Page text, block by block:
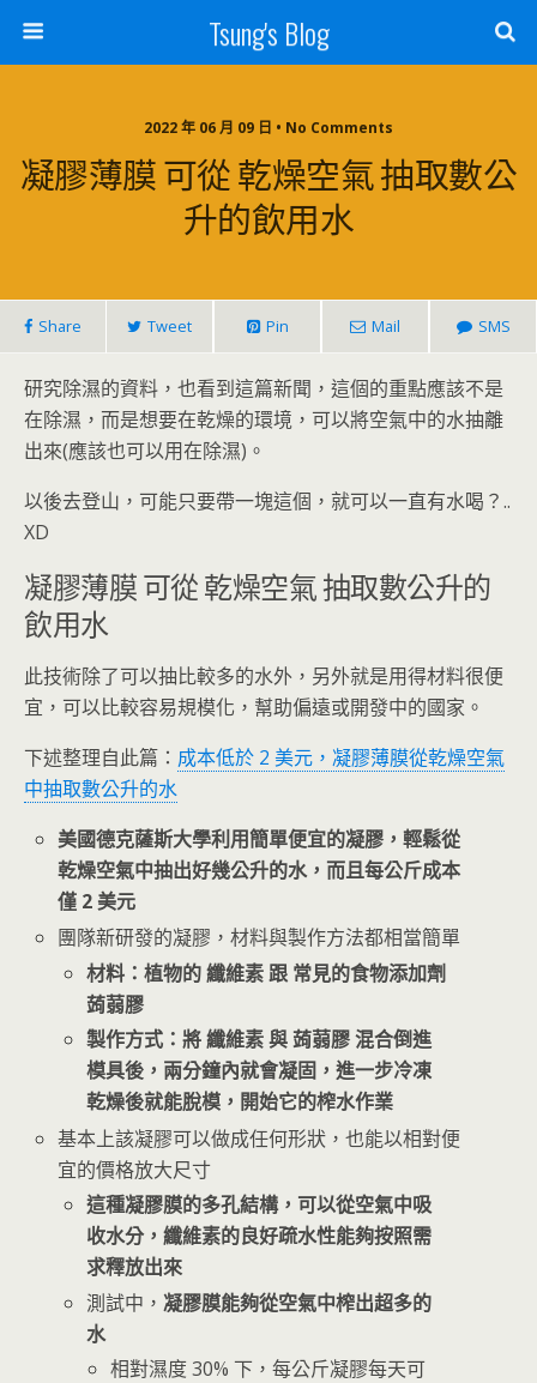
Tsung's Blog
2022 年 06 月 09 日 • No Comments
凝膠薄膜 可從 乾燥空氣 抽取數公
升的飲用水
Share Tweet Pin Mail SMS
研究除濕的資料，也看到這篇新聞，這個的重點應該不是
在除濕，而是想要在乾燥的環境，可以將空氣中的水抽離
出來(應該也可以用在除濕)。
以後去登山，可能只要帶一塊這個，就可以一直有水喝？..
XD
凝膠薄膜 可從 乾燥空氣 抽取數公升的
飲用水
此技術除了可以抽比較多的水外，另外就是用得材料很便
宜，可以比較容易規模化，幫助偏遠或開發中的國家。
下述整理自此篇： 成本低於 2 美元，凝膠薄膜從乾燥空氣
中抽取數公升的水
美國德克薩斯大學利用簡單便宜的凝膠，輕鬆從
乾燥空氣中抽出好幾公升的水，而且每公斤成本
僅 2 美元
團隊新研發的凝膠，材料與製作方法都相當簡單
材料：植物的 纖維素 跟 常見的食物添加劑
蒟蒻膠
製作方式：將 纖維素 與 蒟蒻膠 混合倒進
模具後，兩分鐘內就會凝固，進一步冷凍
乾燥後就能脫模，開始它的榨水作業
基本上該凝膠可以做成任何形狀，也能以相對便
宜的價格放大尺寸
這種凝膠膜的多孔結構，可以從空氣中吸
收水分，纖維素的良好疏水性能夠按照需
求釋放出來
測試中，凝膠膜能夠從空氣中榨出超多的
水
相對濕度 30% 下，每公斤凝膠每天可